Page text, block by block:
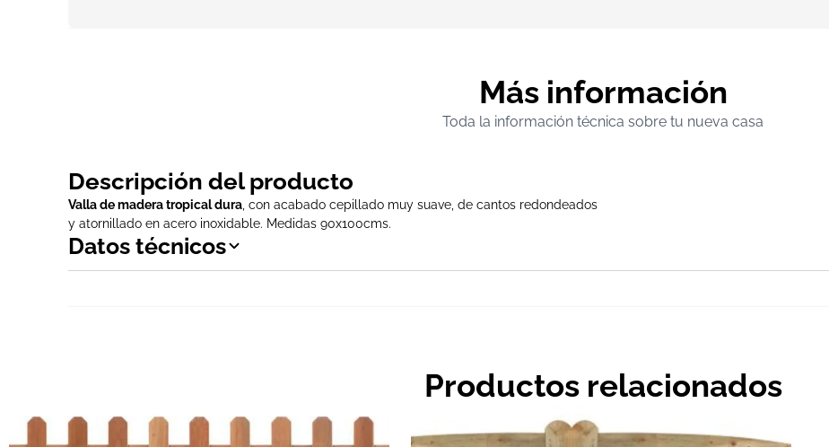
Más información
Toda la información técnica sobre tu nueva casa
Descripción del producto
Valla de madera tropical dura , con acabado cepillado muy suave, de cantos redondeados
y atornillado en acero inoxidable. Medidas 90x100cms.
Datos técnicos
Productos relacionados